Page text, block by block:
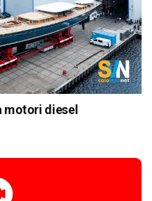
motori diesel